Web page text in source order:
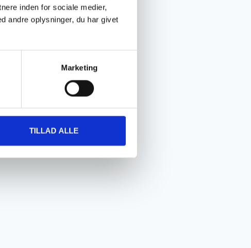
inden for sociale medier,
andre oplysninger, du har givet
Marketing
TILLAD ALLE